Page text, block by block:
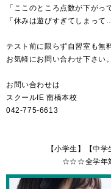
「ここのところ点数が下がっ
「休みは遊びすぎてしまって
テスト前に限らず自習室も無
お気軽にお問い合わせ下さい。
お問い合わせは
スクールIE 南橋本校
042-775-6613
【小学生】【中学生】
☆☆☆全学年対